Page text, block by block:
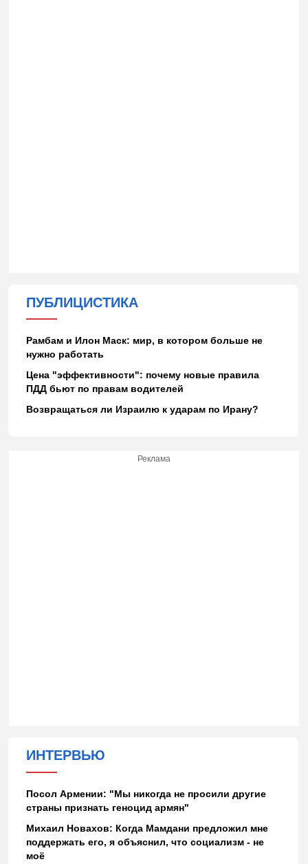
ПУБЛИЦИСТИКА
Рамбам и Илон Маск: мир, в котором больше не
нужно работать
Цена "эффективности": почему новые правила
ПДД бьют по правам водителей
Возвращаться ли Израилю к ударам по Ирану?
Реклама
ИНТЕРВЬЮ
Посол Армении: "Мы никогда не просили другие
страны признать геноцид армян"
Михаил Новахов: Когда Мамдани предложил мне
поддержать его, я объяснил, что социализм - не
моё